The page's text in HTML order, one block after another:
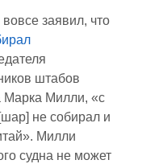
заявил, что
штабов
Милли, «с
не собирал и
Милли
судна не может